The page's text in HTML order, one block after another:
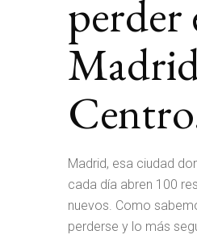
perder
Madrid, esa ciudad
cada día abren 100
nuevos. Como
perderse y lo más